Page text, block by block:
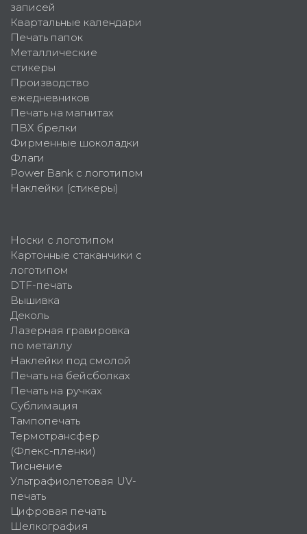
записей
Квартальные календари
Печать папок
Металлические
стикеры
Производство
ежедневников
Печать на магнитах
ПВХ брелки
Фирменные шоколадки
Флаги
Power Bank с логотипом
Наклейки (стикеры)
Носки с логотипом
Картонные стаканчики с
логотипом
DTF-печать
Вышивка
Деколь
Лазерная гравировка
по металлу
Наклейки под смолой
Печать на бейсболках
Печать на ручках
Сублимация
Тампопечать
Термотрансфер
(Флекс-пленки)
Тиснение
Ультрафиолетовая UV-
печать
Цифровая печать
Шелкография